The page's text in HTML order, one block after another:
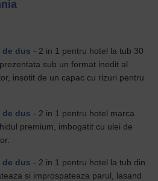
de dus - 2 in 1 pentru hotel la tub 30
sub un format inedit al
insotit de un capac cu rizuri pentru
de dus - 2 in 1 pentru hotel marca
premium, imbogatit cu ulei de
de dus - 2 in 1 pentru hotel la tub din
si improspateaza parul, lasand